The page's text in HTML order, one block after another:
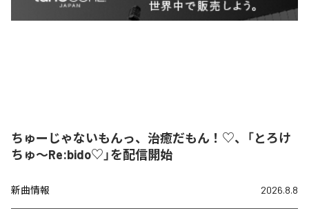
ちゅーじゃないもんっ、治癒だもん！♡、「とろけ
ちゅ〜Re:bido♡」を配信開始
新曲情報 2026.8.8